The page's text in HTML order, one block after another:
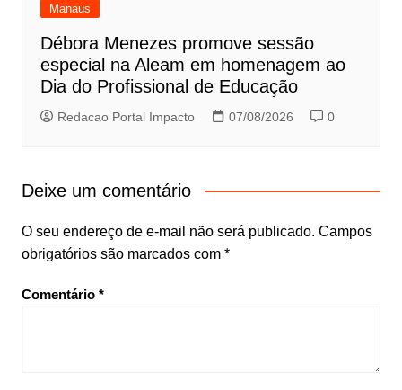
Manaus
Débora Menezes promove sessão
especial na Aleam em homenagem ao
Dia do Profissional de Educação
Redacao Portal Impacto 07/08/2026 0
Deixe um comentário
O seu endereço de e-mail não será publicado. Campos
obrigatórios são marcados com *
Comentário *